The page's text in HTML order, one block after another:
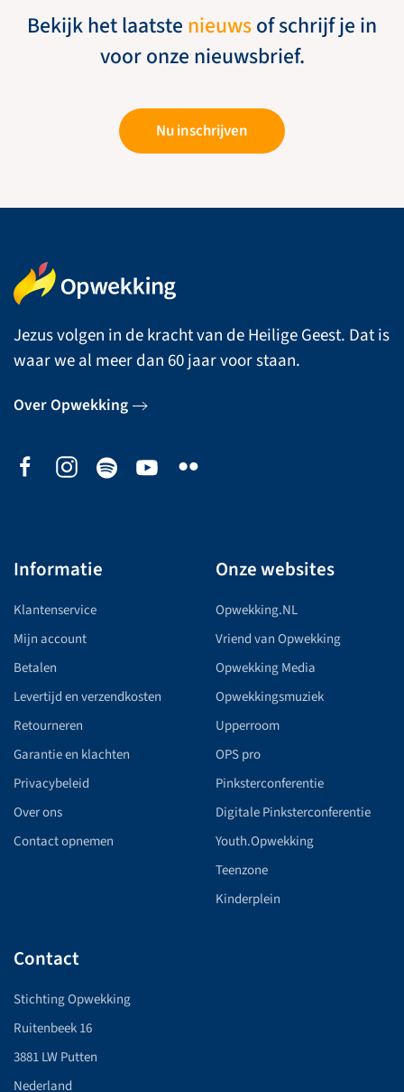
Bekijk het laatste nieuwsof schrijf je in
voor onze nieuwsbrief.
Nu inschrijven
Jezus volgen in de kracht van de Heilige Geest. Dat is
waar we al meer dan 60 jaar voor staan.
Over Opwekking
Informatie
Klantenservice
Mijn account
Betalen
Levertijd en verzendkosten
Retourneren
Garantie en klachten
Privacybeleid
Over ons
Contact opnemen
Onze websites
Opwekking.NL
Vriend van Opwekking
Opwekking Media
Opwekkingsmuziek
Upperroom
OPS pro
Pinksterconferentie
Digitale Pinksterconferentie
Youth.Opwekking
Teenzone
Kinderplein
Contact
Stichting Opwekking
Ruitenbeek 16
3881 LW Putten
Nederland